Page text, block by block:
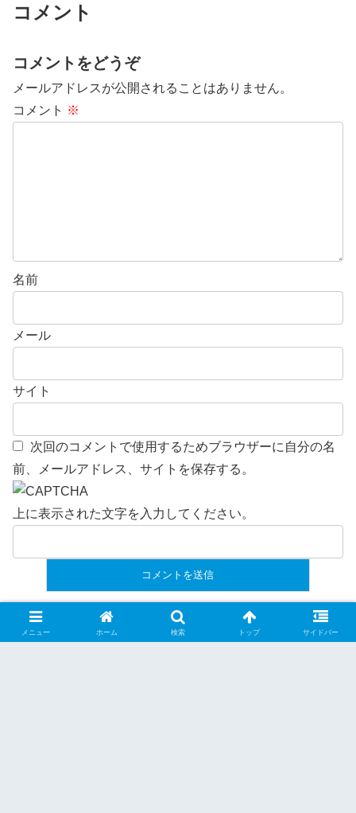
コメント
コメントをどうぞ
メールアドレスが公開されることはありません。
コメント ※
名前
メール
サイト
次回のコメントで使用するためブラウザーに自分の名
前、メールアドレス、サイトを保存する。
上に表示された文字を入力してください。
ホーム お役立ち情報
メニュー ホーム 検索 トップ サイドバー